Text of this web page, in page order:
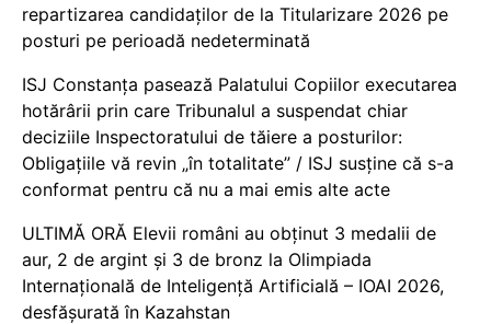
repartizarea candidaților de la Titularizare 2026 pe
posturi pe perioadă nedeterminată
ISJ Constanța pasează Palatului Copiilor executarea
hotărârii prin care Tribunalul a suspendat chiar
deciziile Inspectoratului de tăiere a posturilor:
Obligațiile vă revin „în totalitate” / ISJ susține că s-a
conformat pentru că nu a mai emis alte acte
ULTIMĂ ORĂ Elevii români au obținut 3 medalii de
aur, 2 de argint și 3 de bronz la Olimpiada
Internațională de Inteligență Artificială – IOAI 2026,
desfășurată în Kazahstan